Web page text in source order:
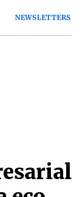
NEWSLETTERS